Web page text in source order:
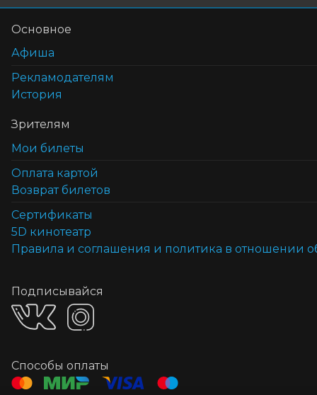
Основное
Афиша
Рекламодателям
История
Зрителям
Мои билеты
Оплата картой
Возврат билетов
Cертификаты
5D кинотеатр
Правила и соглашения и политика в отношении
Подписывайся
Способы оплаты